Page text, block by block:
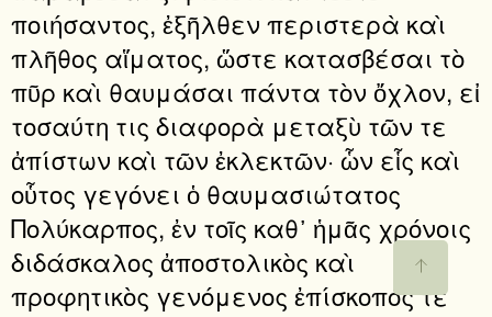
ποιήσαντος, ἐξῆλθεν περιστερὰ καὶ
πλῆθος αἵματος, ὥστε κατασβέσαι τὸ
πῦρ καὶ θαυμάσαι πάντα τὸν ὄχλον, εἰ
τοσαύτη τις διαφορὰ μεταξὺ τῶν τε
ἀπίστων καὶ τῶν ἐκλεκτῶν· ὧν εἷς καὶ
οὗτος γεγόνει ὁ θαυμασιώτατος
Πολύκαρπος, ἐν τοῖς καθ᾿ ἡμᾶς χρόνοις
διδάσκαλος ἀποστολικὸς καὶ
προφητικὸς γενόμενος ἐπίσκοπός τε